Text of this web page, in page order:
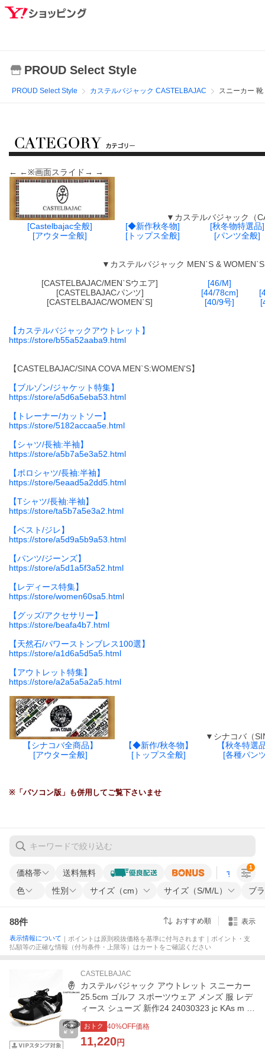
PROUD Select Style
PROUD Select Style カステルバジャック CASTELBAJAC スニーカー
← ←※画面スライド→ →
▼カステルバジャック（
[Castelbajac全般]
[◆新作秋冬物]
[秋冬物特選品]
[アウター全般]
[トップス全般] [パンツ全般]
▼カステルバジャック MEN`S &
[CASTELBAJAC/MEN`Sウエア]
[46/M]
[CASTELBAJACパンツ]
[44/78cm]
[CASTELBAJAC/WOMEN`S]
[40/9号]
【カステルバジャックアウトレット】
https://store/b55a52aaba9.html
【CASTELBAJAC/SINA COVA MEN`S:WOMEN'S】
【ブルゾン/ジャケット特集】
https://store/a5d6a5eba53.html
【トレーナー/カットソー】
https://store/5182accaa5e.html
【シャツ/長袖:半袖】
https://store/a5b7a5e3a52.html
【ポロシャツ/長袖:半袖】
https://store/5eaad5a2dd5.html
【Tシャツ/長袖:半袖】
https://store/ta5b7a5e3a2.html
【ベスト/ジレ】
https://store/a5d9a5b9a53.html
【パンツ/ジーンズ】
https://store/a5d1a5f3a52.html
【レディース特集】
https://store/women60sa5.html
【グッズ/アクセサリー】
https://store/beafa4b7.html
【天然石/パワーストンブレス100選】
https://store/a1d6a5d5a5.html
【アウトレット特集】
https://store/a2a5a5a2a5.html
▼シナコバ（
【シナコバ全商品】
【◆新作/秋冬物】
【秋冬特選
[アウター全般]
[トップス全般] [各種パン
※「パソコン版」も併用してご覧下さいませ
価格帯 送料無料 すべての条
色 性別 サイズ（cm） サイズ（S/M/L） ブ
1
88件 おすすめ順 表示
表示情報について ｜ポイントは原則税抜価格を基準に付与されます｜ポイント・支
払額等の正確な情報（付与条件・上限等）はカートをご確認ください
CASTELBAJAC
カステルバジャック アウトレット スニーカー
25.5cm ゴルフ スポーツウェア メンズ 服 レデ
ィース シューズ 新作24 24030323 jc KAs m 7
234195115
おトク 40%OFF価格
11,220円